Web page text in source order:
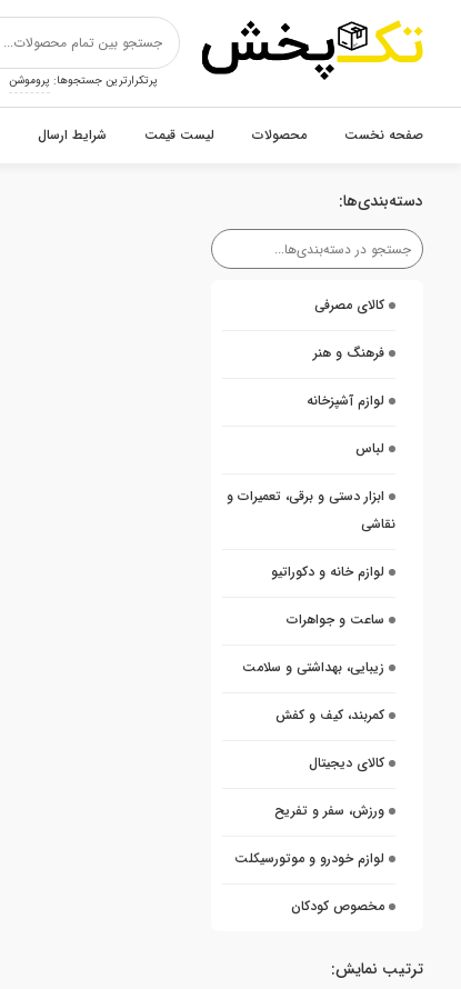
پرتکرارترین جستجوها: پروموشن
صفحه نخست محصولات لیست قیمت شرایط ارسال
دسته‌بندی‌ها:
کالای مصرفی
فرهنگ و هنر
لوازم آشپزخانه
لباس
ابزار دستی و برقی، تعمیرات و
نقاشی
لوازم خانه و دکوراتیو
ساعت و جواهرات
زیبایی، بهداشتی و سلامت
کمربند، کیف و کفش
کالای دیجیتال
ورزش، سفر و تفریح
لوازم خودرو و موتورسیکلت
مخصوص کودکان
ترتیب نمایش: